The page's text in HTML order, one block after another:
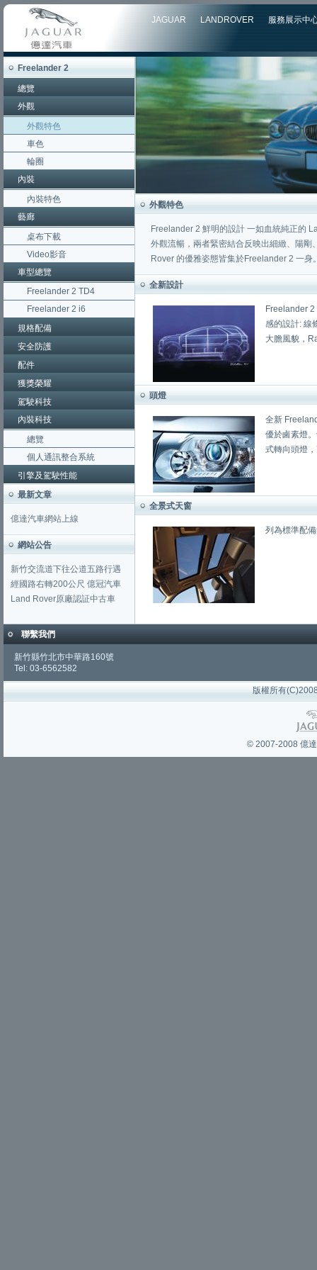
JAGUAR LANDROVER 服務展示中
Freelander 2
總覽
外觀
外觀特色
車色
輪圈
內裝
內裝特色
藝廊
桌布下載
Video影音
車型總覽
Freelander 2 TD4
Freelander 2 i6
規格配備
安全防護
配件
獲獎榮耀
駕駛科技
內裝科技
總覽
個人通訊整合系統
引擎及駕駛性能
最新文章
億達汽車網站上線
網站公告
新竹交流道下往公道五路行遇
經國路右轉200公尺 億冠汽車
Land Rover原廠認証中古車
外觀特色
Freelander 2 鮮明的設計 一如血統純正的
外觀流暢，兩者緊密結合反映出細緻、陽
Rover 的優雅姿態皆集於Freelander 2 一身
全新設計
Freelander
感的設計: 線
大膽風貌，
頭燈
全新
優於鹵素燈
式轉向頭燈
全景式天窗
列為標準配
聯繫我們
新竹縣竹北市中華路160號
Tel: 03-6562582
版權所有
© 2007-2008 億